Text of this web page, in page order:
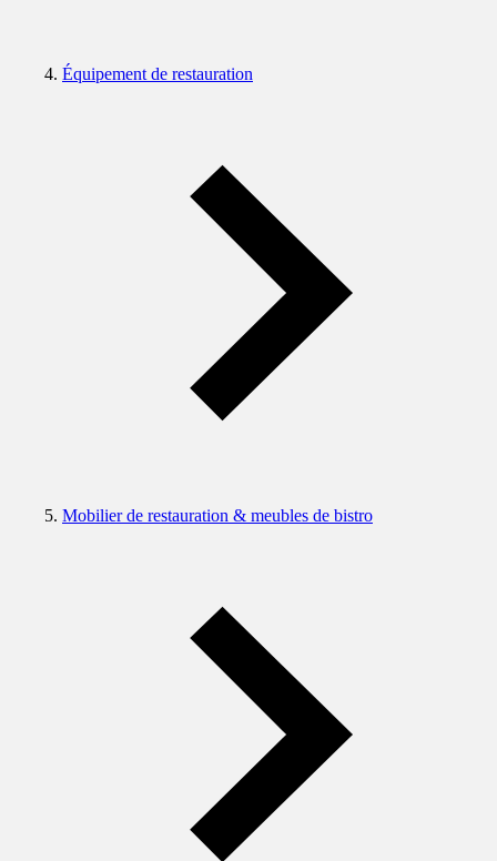
Équipement de restauration
Mobilier de restauration & meubles de bistro